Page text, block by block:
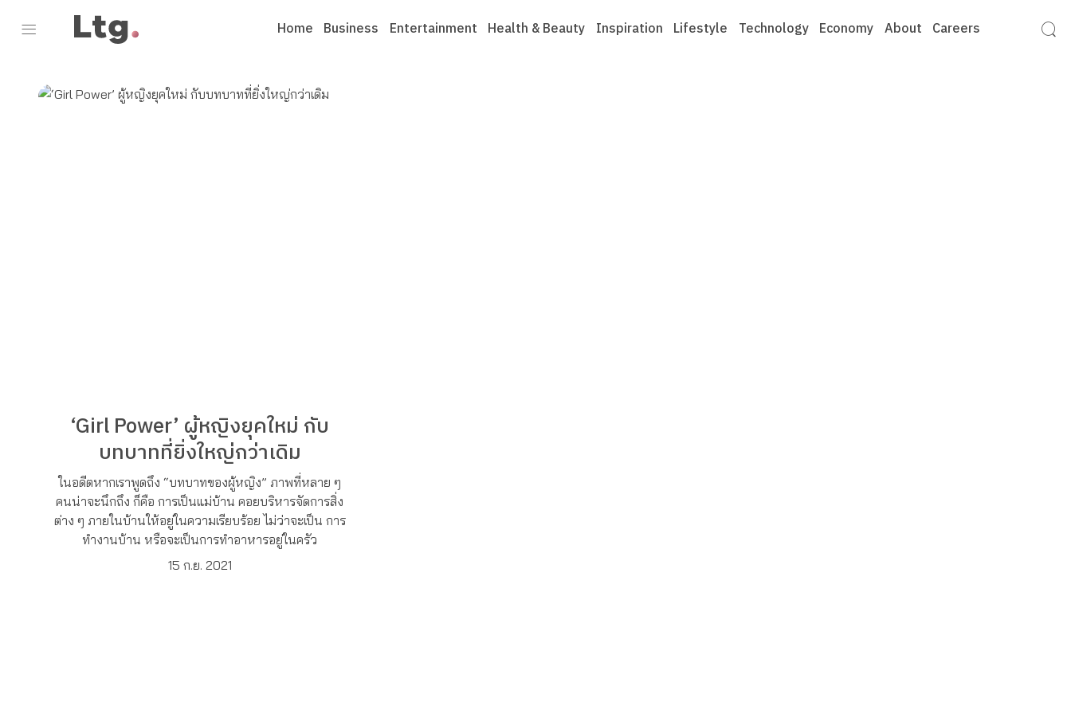
Home Business Entertainment Health & Beauty Inspiration Lifestyle Technology Economy About Careers
‘Girl Power’ ผู้หญิงยุคใหม่ กับ
บทบาทที่ยิ่งใหญ่กว่าเดิม
ในอดีตหากเราพูดถึง “บทบาทของผู้หญิง” ภาพที่หลาย ๆ
คนน่าจะนึกถึง ก็คือ การเป็นแม่บ้าน คอยบริหารจัดการสิ่ง
ต่าง ๆ ภายในบ้านให้อยู่ในความเรียบร้อย ไม่ว่าจะเป็น การ
ทำงานบ้าน หรือจะเป็นการทำอาหารอยู่ในครัว
15 ก.ย. 2021